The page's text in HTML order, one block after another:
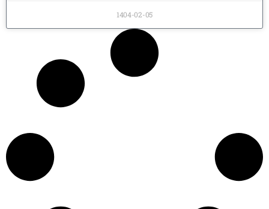
1404-02-05